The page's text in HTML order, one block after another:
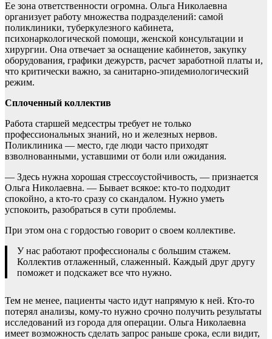
Ее зона ответственности огромна. Ольга Николаевна
организует работу множества подразделений: самой
поликлиники, туберкулезного кабинета,
психонаркологической помощи, женской консультации и
хирургии. Она отвечает за оснащение кабинетов, закупку
оборудования, графики дежурств, расчет заработной платы и,
что критически важно, за санитарно-эпидемиологический
режим.
Сплоченный коллектив
Работа старшей медсестры требует не только
профессиональных знаний, но и железных нервов.
Поликлиника — место, где люди часто приходят
взволнованными, уставшими от боли или ожидания.
— Здесь нужна хорошая стрессоустойчивость, — признается
Ольга Николаевна. — Бывает всякое: кто-то подходит
спокойно, а кто-то сразу со скандалом. Нужно уметь
успокоить, разобраться в сути проблемы.
При этом она с гордостью говорит о своем коллективе.
У нас работают профессионалы с большим стажем.
Коллектив отлаженный, слаженный. Каждый друг другу
поможет и подскажет все что нужно.
Тем не менее, пациенты часто идут напрямую к ней. Кто-то
потерял анализы, кому-то нужно срочно получить результаты
исследований из города для операции. Ольга Николаевна
имеет возможность сделать запрос раньше срока, если видит,